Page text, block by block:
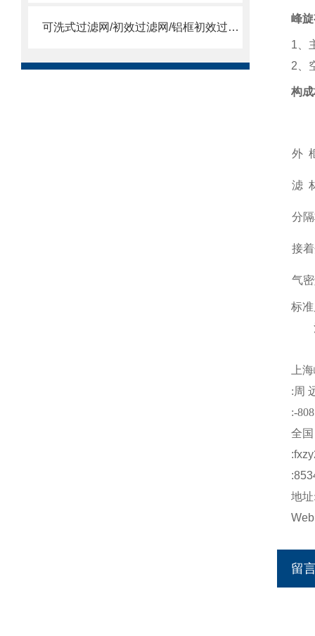
可洗式过滤网/初效过滤网/铝框初效过滤网
峰旋
1
2
构
外
滤
分
接
气
标
注
上海
:周
:-808
全
:
地址
Web
留